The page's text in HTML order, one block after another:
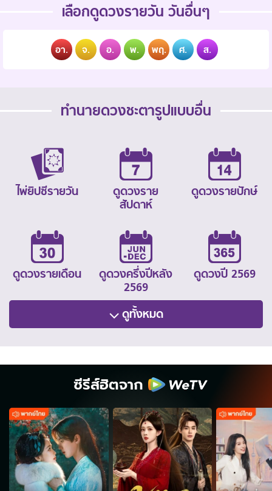
เลือกดูดวงรายวัน วันอื่นๆ
อา. จ. อ. พ. พฤ. ศ. ส.
ทำนายดวงชะตารูปแบบอื่น
ไพ่ยิปซีรายวัน
ดูดวงราย
สัปดาห์
ดูดวงรายปักษ์
ดูดวงรายเดือน
ดูดวงครึ่งปีหลัง
2569
ดูดวงปี 2569
ดูทั้งหมด
ซีรีส์ฮิตจาก